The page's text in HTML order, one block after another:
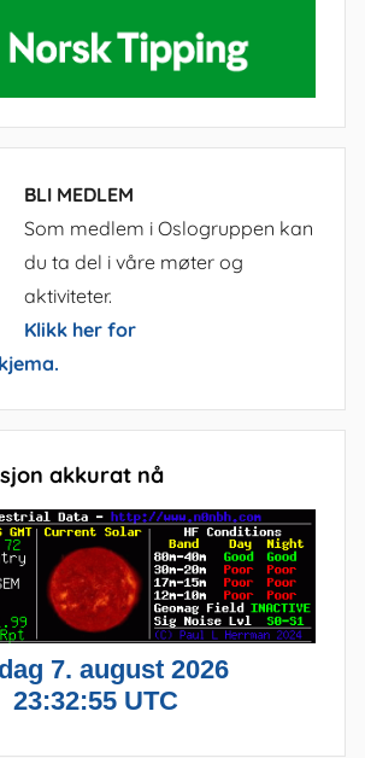
BLI MEDLEM
Som medlem i Oslogruppen kan
du ta del i våre møter og
aktiviteter.
Klikk her for
akkurat nå